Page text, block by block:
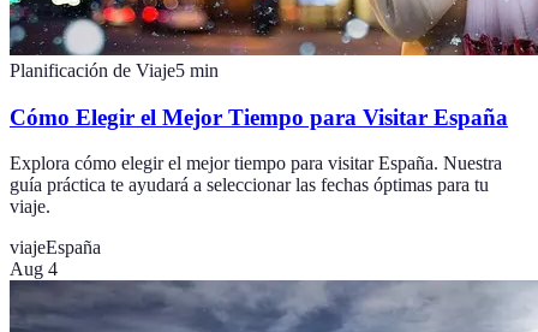
Planificación de Viaje5 min
Cómo Elegir el Mejor Tiempo para Visitar España
Explora cómo elegir el mejor tiempo para visitar España. Nuestra
guía práctica te ayudará a seleccionar las fechas óptimas para tu
viaje.
viajeEspaña
Aug 4